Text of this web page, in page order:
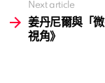
Next article
姜丹尼爾與「
視角》